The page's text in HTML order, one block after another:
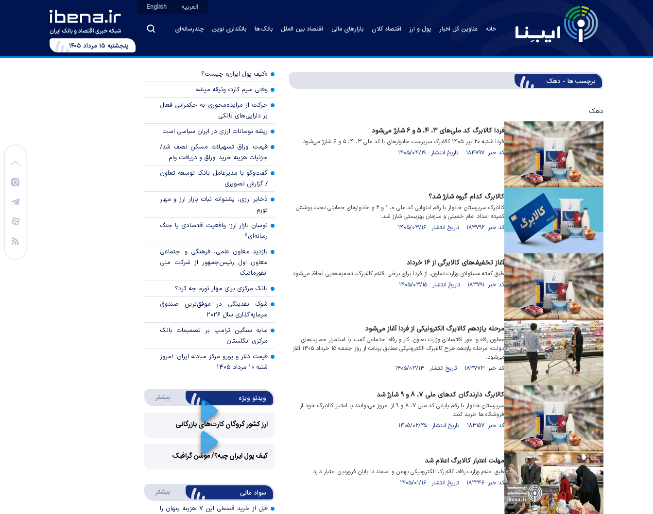
خانه عناوین کل اخبار پول و ارز اقتصاد کلان بازارهای مالی اقتصاد بین الملل بانک‌ها بانکداری نوین چندرسانه‌ای
العربیه English
پنجشنبه ۱۵ مرداد ۱۴۰۵
برچسب ها - دهک
دهک
فردا کالابرگ کد ملی‌های ۳، ۴، ۵ و ۶ شارژ می‌شود
فردا شنبه ۲۰ تیر ۱۴۰۵ کالابرگ سرپرست خانوار‌های با کد ملی ۳، ۴، ۵ و ۶ شارژ می‌شود.
کد خبر: ۱۸۴۷۹۷ تاریخ انتشار : ۱۴۰۵/۰۴/۱۹
کالابرگ کدام گروه شارژ شد؟
کالابرگ سرپرستان خانوار با رقم انتهایی کد ملی ۰، ۱ و ۲ و خانوار‌های حمایتی تحت پوشش
کمیته امداد امام خمینی و سازمان بهزیستی شارژ شد.
کد خبر: ۱۸۳۷۹۲ تاریخ انتشار : ۱۴۰۵/۰۳/۱۶
آغاز تخفیف‌های کالابرگی از ۱۶ خرداد
طبق گفته مسئولان وزارت تعاون، از فردا برای برخی اقلام کالابرگ، تخفیف‌هایی لحاظ می‌شود.
کد خبر: ۱۸۳۷۹۱ تاریخ انتشار : ۱۴۰۵/۰۳/۱۵
مرحله یازدهم کالابرگ الکترونیکی از فردا آغاز می‌شود
معاون رفاه و امور اقتصادی وزارت تعاون، کار و رفاه اجتماعی گفت: با استمرار حمایت‌های
دولت، مرحله یازدهم طرح کالابرگ الکترونیکی مطابق برنامه از روز جمعه ۱۵ خرداد ۱۴۰۵ آغاز
می‌شود.
کد خبر: ۱۸۳۷۷۳ تاریخ انتشار : ۱۴۰۵/۰۳/۱۴
کالابرگ دارندگان کد‌های ملی ۷، ۸ و ۹ شارژ شد
سرپرستان خانوار با رقم پایانی کد ملی ۷، ۸ و ۹ از امروز می‌توانند با اعتبار کالابرگ خود از
فروشگاه ها خرید کنند.
کد خبر: ۱۸۳۱۵۷ تاریخ انتشار : ۱۴۰۵/۰۲/۲۵
مهلت اعتبار کالابرگ اعلام شد
طبق اعلام وزارت رفاه، کالابرگ الکترونیکی بهمن و اسفند تا پایان فروردین اعتبار دارد.
کد خبر: ۱۸۲۲۴۶ تاریخ انتشار : ۱۴۰۵/۰۱/۱۶
«کیف پول ایران» چیست؟
وقتی سیم کارت وثیقه میشه
حرکت از مزایده‌محوری به حکمرانی فعال
بر دارایی‌های بانکی
ریشه نوسانات ارزی در ایران سیاسی است
قیمت اوراق تسهیلات مسکن نصف شد/
جزئیات هزینه خرید اوراق و دریافت وام
گفت‌وگو با مدیرعامل بانک توسعه تعاون
/ گزارش تصویری
ذخایر ارزی، پشتوانه ثبات بازار ارز و مهار
تورم
نوسان بازار ارز؛ واقعیت اقتصادی یا جنگ
رسانه‌ای؟
بازدید معاون علمی، فرهنگی و اجتماعی
معاون اول رئیس‌جمهور از شرکت ملی
انفورماتیک
بانک مرکزی برای مهار تورم چه کرد؟
شوک نقدینگی در موفق‌ترین صندوق
سرمایه‌گذاری سال ۲۰۲۶
سایه سنگین ترامپ بر تصمیمات بانک
مرکزی انگلستان
قیمت دلار و یورو مرکز مبادله ایران؛ امروز
شنبه ۱۰ مرداد ۱۴۰۵
ویدئو ویژه بیشتر درباره ویدئو ویژه
ارز کشور گروگان کارت‌های بازرگانی
Video
کیف پول ایران چیه؟/ موشن گرافیک
سواد مالی بیشتر درباره سواد مالی
قبل از خرید قسطی این ۷ هزینه پنهان را